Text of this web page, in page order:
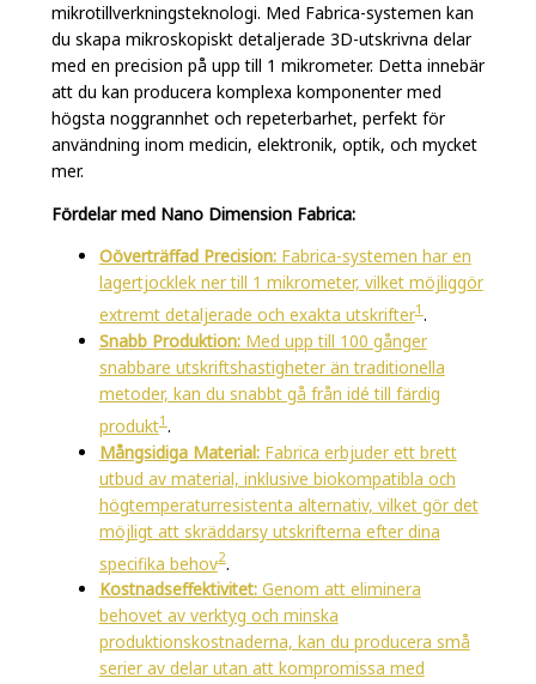
mikrotillverkningsteknologi. Med Fabrica-systemen kan
du skapa mikroskopiskt detaljerade 3D-utskrivna delar
med en precision på upp till 1 mikrometer. Detta innebär
att du kan producera komplexa komponenter med
högsta noggrannhet och repeterbarhet, perfekt för
användning inom medicin, elektronik, optik, och mycket
mer.
Fördelar med Nano Dimension Fabrica:
Oöverträffad Precision:Fabrica-systemen har en
lagertjocklek ner till 1 mikrometer, vilket möjliggör
extremt detaljerade och exakta utskrifter1.
Snabb Produktion:Med upp till 100 gånger
snabbare utskriftshastigheter än traditionella
metoder, kan du snabbt gå från idé till färdig
produkt1.
Mångsidiga Material:Fabrica erbjuder ett brett
utbud av material, inklusive biokompatibla och
högtemperaturresistenta alternativ, vilket gör det
möjligt att skräddarsy utskrifterna efter dina
specifika behov2.
Kostnadseffektivitet:Genom att eliminera
behovet av verktyg och minska
produktionskostnaderna, kan du producera små
serier av delar utan att kompromissa med